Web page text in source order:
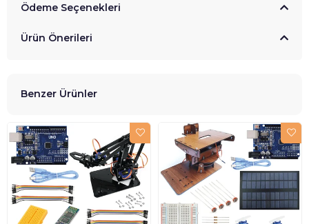
Ödeme Seçenekleri
Ürün Önerileri
Benzer Ürünler